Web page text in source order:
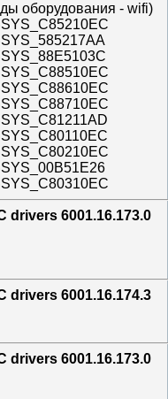
оборудования - wifi)
drivers 6001.16.173.0
drivers 6001.16.174.3
drivers 6001.16.173.0